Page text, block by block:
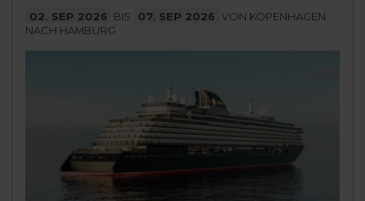
02. SEP 2026 BIS 07. SEP 2026 VON KOPENHAGEN
NACH HAMBURG